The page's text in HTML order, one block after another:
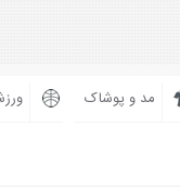
مد و پوشاک